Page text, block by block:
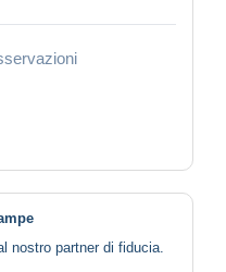
nostro partner di fiducia.